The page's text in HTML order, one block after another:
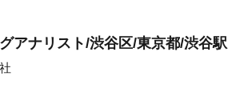
アナリスト/渋谷区/東京都/渋谷駅